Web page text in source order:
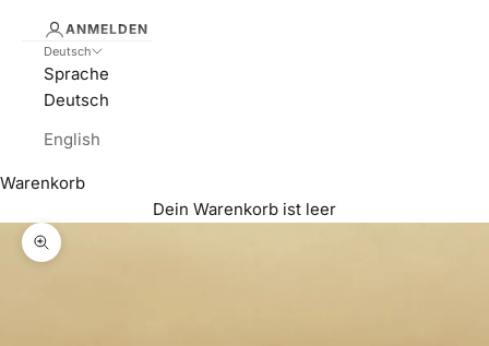
ANMELDEN
Deutsch
Sprache
Deutsch
English
Warenkorb
Dein Warenkorb ist leer
Bild vergrößern